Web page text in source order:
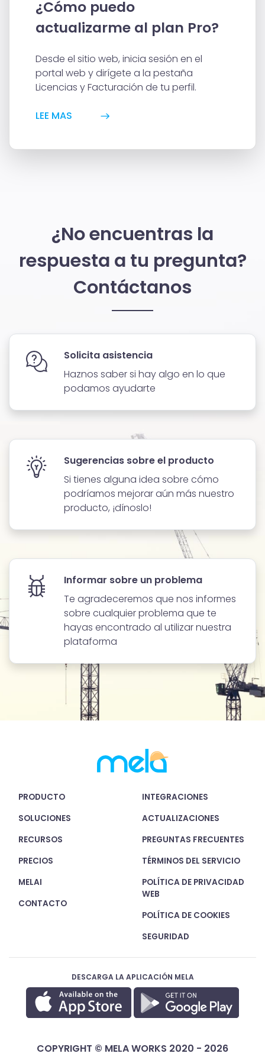
nostri partner che si occupano di analisi dei dati web,
pubblicità e social media, i quali potrebbero combinarle
con altre informazioni che hai fornito loro o che hanno
¿Cómo puedo
actualizarme al plan Pro?
Desde el sitio web, inicia sesión en el
portal web y dirígete a la pestaña
Licencias y Facturación de tu perfil.
LEE MAS
¿No encuentras la
respuesta a tu pregunta?
Contáctanos
Solicita asistencia
Haznos saber si hay algo en lo que
podamos ayudarte
Sugerencias sobre el producto
Si tienes alguna idea sobre cómo
podríamos mejorar aún más nuestro
producto, ¡dínoslo!
Informar sobre un problema
Te agradeceremos que nos informes
sobre cualquier problema que te
hayas encontrado al utilizar nuestra
plataforma
PRODUCTO
SOLUCIONES
RECURSOS
PRECIOS
MELAI
CONTACTO
INTEGRACIONES
ACTUALIZACIONES
PREGUNTAS FRECUENTES
TÉRMINOS DEL SERVICIO
POLÍTICA DE PRIVACIDAD
WEB
POLÍTICA DE COOKIES
SEGURIDAD
DESCARGA LA APLICACIÓN MELA
COPYRIGHT © MELA WORKS 2020 - 2026